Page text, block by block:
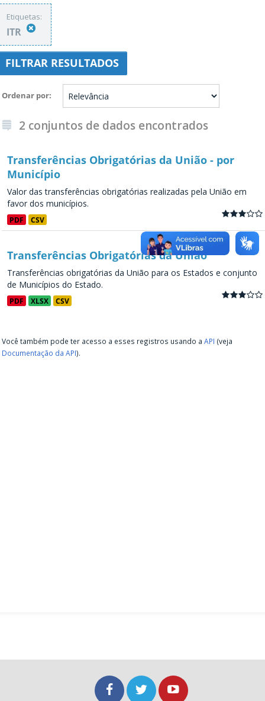
Etiquetas:
ITR
FILTRAR RESULTADOS
Ordenar por
2 conjuntos de dados encontrados
Transferências Obrigatórias da União - por
Município
Valor das transferências obrigatórias realizadas pela União em
favor dos municípios.
PDF CSV
Transferências Obrigatórias da União
Transferências obrigatórias da União para os Estados e conjunto
de Municípios do Estado.
PDF XLSX CSV
Você também pode ter acesso a esses registros usando a API (veja
Documentação da API).